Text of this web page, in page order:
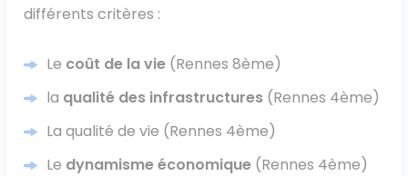
Isuzu
Iveco
Maxus
Nissan
différents critères :
Le coût de la vie(Rennes 8ème)
la qualité des infrastructures (Rennes 4ème)
La qualité de vie (Rennes 4ème)
Le dynamisme économique(Rennes 4ème)